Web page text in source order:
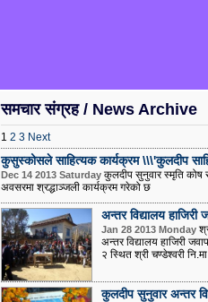
समचार संग्रह / News Archive
1 2 3 Next
कुसुस्कोसले साहित्यक कार्यक्रम \\\'कुलदीप
Dec 14 2013 Saturday कुलदीप सुनुवार स्मृति कोष
अवसरमा श्रद्धाञ्जली कार्यक्रम गरेको छ
अन्तर विद्यालय
Jan 28 2013 Monday
अन्तर विद्यालय हाजिरी
२ स्थित श्री चण्डेश्वरी
कुलदीप सुनुवार अन्तर